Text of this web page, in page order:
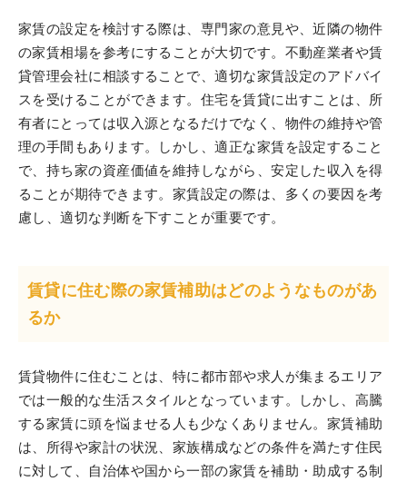
家賃の設定を検討する際は、専門家の意見や、近隣の物件
の家賃相場を参考にすることが大切です。不動産業者や賃
貸管理会社に相談することで、適切な家賃設定のアドバイ
スを受けることができます。住宅を賃貸に出すことは、所
有者にとっては収入源となるだけでなく、物件の維持や管
理の手間もあります。しかし、適正な家賃を設定すること
で、持ち家の資産価値を維持しながら、安定した収入を得
ることが期待できます。家賃設定の際は、多くの要因を考
慮し、適切な判断を下すことが重要です。
賃貸に住む際の家賃補助はどのようなものがあ
るか
賃貸物件に住むことは、特に都市部や求人が集まるエリア
では一般的な生活スタイルとなっています。しかし、高騰
する家賃に頭を悩ませる人も少なくありません。家賃補助
は、所得や家計の状況、家族構成などの条件を満たす住民
に対して、自治体や国から一部の家賃を補助・助成する制